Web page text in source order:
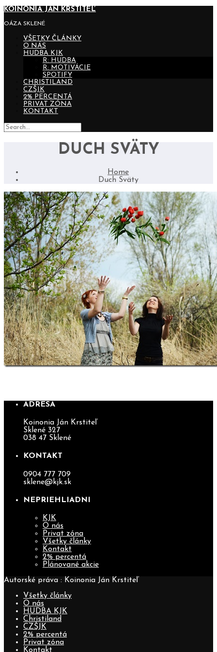
KOINONIA JÁN KRSTITEĽ
OÁZA SKLENÉ
VŠETKY ČLÁNKY
O NÁS
HUDBA KJK
R: HUDBA
R: MOTIVÁCIE
SPOTIFY
CHRISTILAND
CZŠJK
2% PERCENTÁ
PRIVAT ZÓNA
KONTAKT
DUCH SVÄTY
Home
Duch Sväty
ADRESA
Koinonia Ján Krstiteľ
Sklené 327
038 47 Sklené
KONTAKT
0904 777 709
sklene@kjk.sk
NEPRIEHLIADNI
KJK
O nás
Privat zóna
Všetky články
Kontakt
2% percentá
Plánované akcie
Autorské práva : Koinonia Ján Krstiteľ
Všetky články
O nás
HUDBA KJK
Christiland
CZŠJK
2% percentá
Privat zóna
Kontakt